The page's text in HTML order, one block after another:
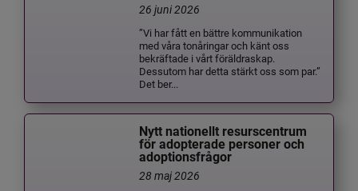
26 juni 2026
”Vi har fått en bättre kommunikation
med våra tonåringar och känt oss
bekräftade i vårt föräldraskap.
Dessutom har detta stärkt oss som par.”
Det ber...
Nytt nationellt resurscentrum
för adopterade personer och
adoptionsfrågor
28 maj 2026